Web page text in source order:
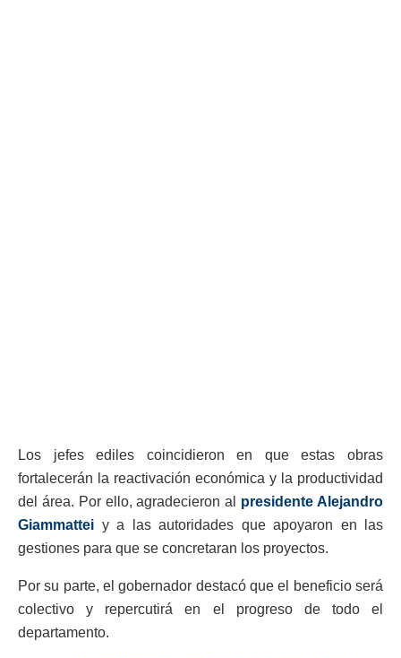
Los jefes ediles coincidieron en que estas obras
fortalecerán la reactivación económica y la productividad
del área. Por ello, agradecieron al presidente Alejandro
Giammattei y a las autoridades que apoyaron en las
gestiones para que se concretaran los proyectos.
Por su parte, el gobernador destacó que el beneficio será
colectivo y repercutirá en el progreso de todo el
departamento.